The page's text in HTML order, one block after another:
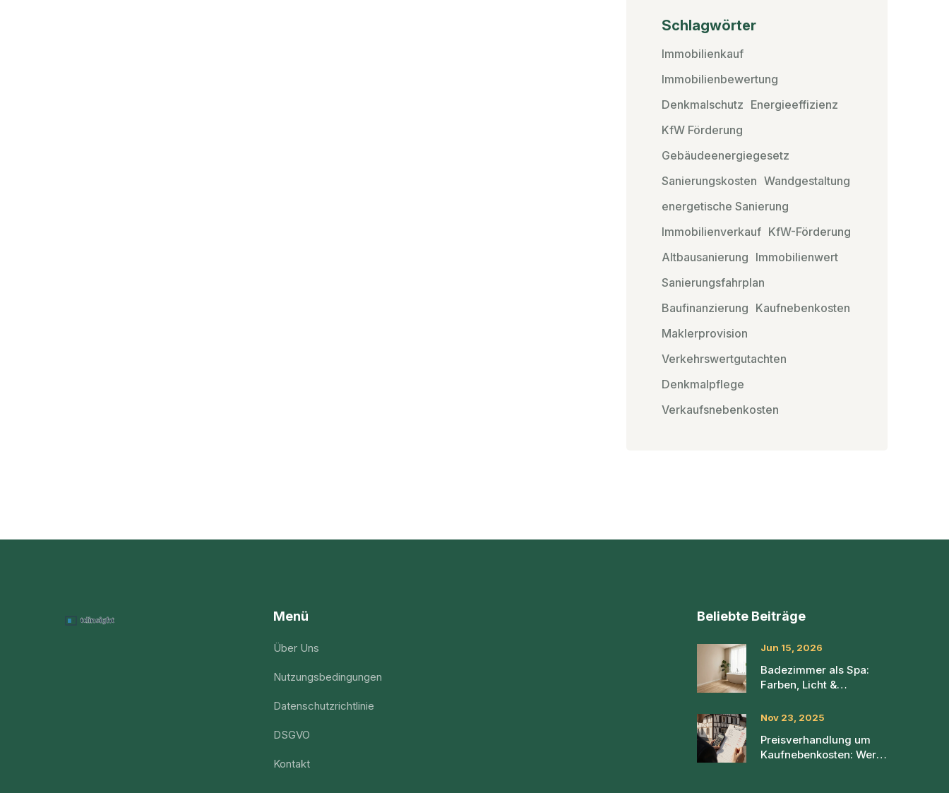
Schlagwörter
Immobilienkauf
Immobilienbewertung
Denkmalschutz Energieeffizienz
KfW Förderung
Gebäudeenergiegesetz
Sanierungskosten Wandgestaltung
energetische Sanierung
Immobilienverkauf KfW-Förderung
Altbausanierung Immobilienwert
Sanierungsfahrplan
Baufinanzierung Kaufnebenkosten
Maklerprovision
Verkehrswertgutachten
Denkmalpflege
Verkaufsnebenkosten
Menü
Über Uns
Nutzungsbedingungen
Datenschutzrichtlinie
DSGVO
Kontakt
Beliebte Beiträge
Jun 15, 2026
Badezimmer als Spa:
Farben, Licht &
zu Hause
Nov 23, 2025
Preisverhandlung um
Kaufnebenkosten: Wer